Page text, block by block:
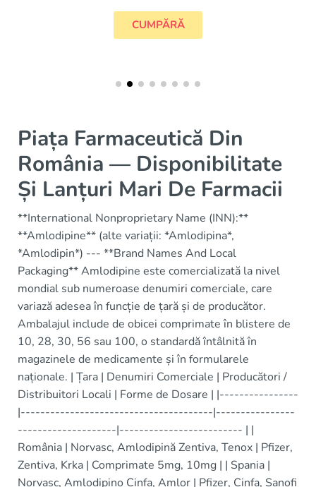
CUMPĂRĂ
Piața Farmaceutică Din
România — Disponibilitate
Și Lanțuri Mari De Farmacii
**International Nonproprietary Name (INN):**
**Amlodipine** (alte variații: *Amlodipina*,
*Amlodipin*) --- **Brand Names And Local
Packaging** Amlodipine este comercializată la nivel
mondial sub numeroase denumiri comerciale, care
variază adesea în funcție de țară și de producător.
Ambalajul include de obicei comprimate în blistere de
10, 28, 30, 56 sau 100, o standardă întâlnită în
magazinele de medicamente și în formularele
naționale. | Țara | Denumiri Comerciale | Producători /
Distribuitori Locali | Forme de Dosare | |----------------
|---------------------------------------|----------------
--------------------|------------------------- | |
România | Norvasc, Amlodipină Zentiva, Tenox | Pfizer,
Zentiva, Krka | Comprimate 5mg, 10mg | | Spania |
Norvasc, Amlodipino Cinfa, Amlor | Pfizer, Cinfa, Sanofi